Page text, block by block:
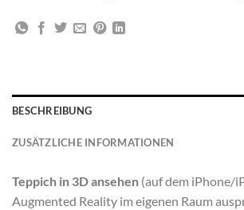
BESCHREIBUNG
ZUSÄTZLICHE INFORMATIONEN
Teppich in 3D ansehen (auf dem iPhone/
Augmented Reality im eigenen Raum